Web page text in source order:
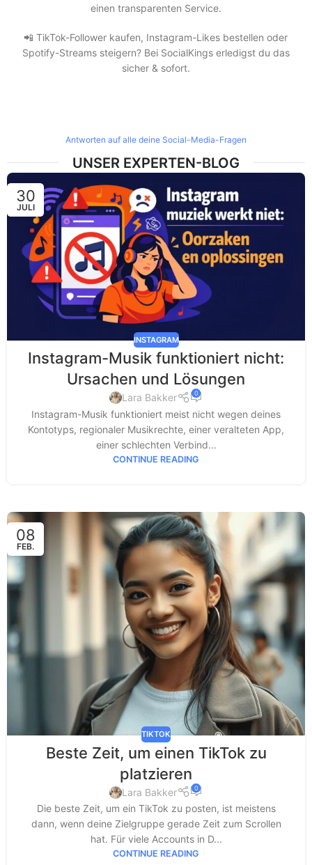
einen transparenten Service.
📲 TikTok-Follower kaufen, Instagram-Likes bestellen oder
Spotify-Streams steigern? Bei SocialKings erledigst du das
sicher & sofort.
Antworten auf alle deine Social-Media-Fragen
UNSER EXPERTEN-BLOG
30
JULI
INSTAGRAM
Instagram-Musik funktioniert nicht:
Ursachen und Lösungen
Lara Bakker 0
Instagram-Musik funktioniert meist nicht wegen deines
Kontotyps, regionaler Musikrechte, einer veralteten App,
einer schlechten Verbind...
CONTINUE READING
08
FEB.
TIKTOK
Beste Zeit, um einen TikTok zu
platzieren
Lara Bakker 0
Die beste Zeit, um ein TikTok zu posten, ist meistens
dann, wenn deine Zielgruppe gerade Zeit zum Scrollen
hat. Für viele Accounts in D...
CONTINUE READING